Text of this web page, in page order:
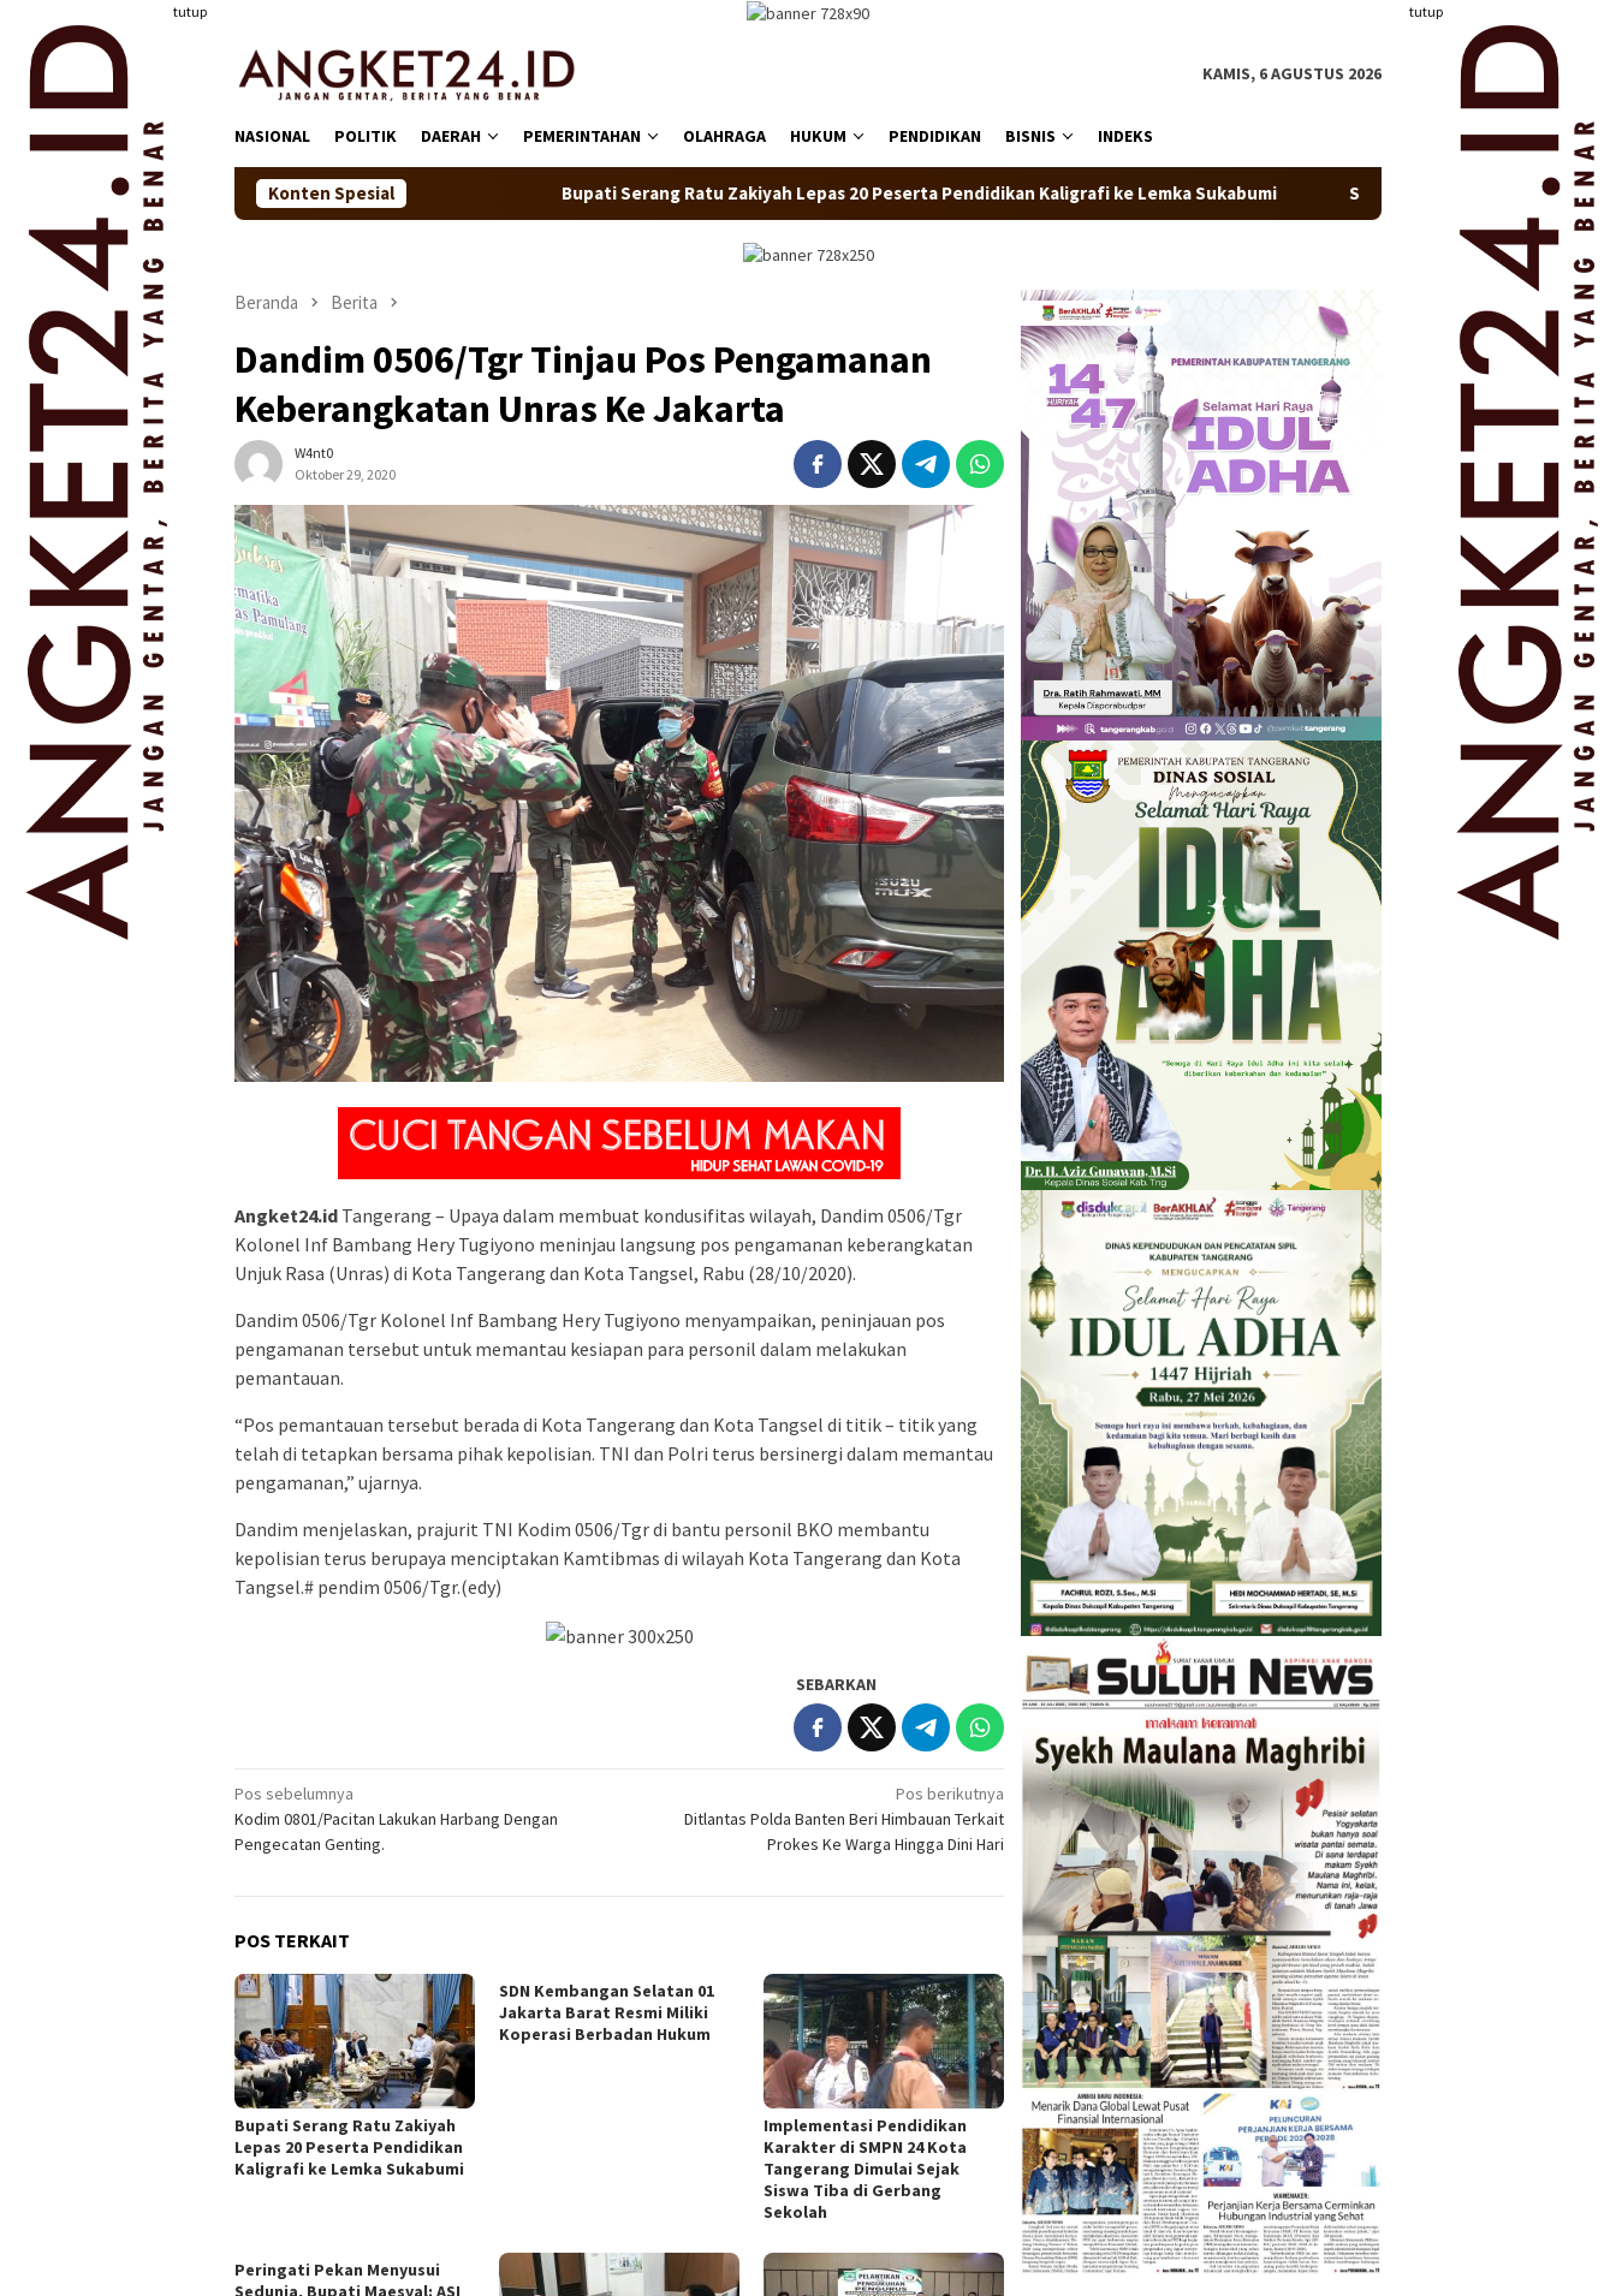
konten
tutup tutup
KAMIS, 6 AGUSTUS 2026
NASIONAL POLITIK DAERAH PEMERINTAHAN OLAHRAGA HUKUM PENDIDIKAN BISNIS INDEKS
Konten Spesial Bupati Serang Ratu Zakiyah Lepas 20 Peserta Pendidikan Kaligrafi ke Lemka Sukabumi SDN Kembangan Selatan 01 Jakarta Barat Resmi
Beranda Berita
Dandim 0506/Tgr Tinjau Pos Pengamanan
Keberangkatan Unras Ke Jakarta
W4nt0
Oktober 29, 2020
Angket24.id Tangerang – Upaya dalam membuat kondusifitas wilayah, Dandim 0506/Tgr
Kolonel Inf Bambang Hery Tugiyono meninjau langsung pos pengamanan keberangkatan
Unjuk Rasa (Unras) di Kota Tangerang dan Kota Tangsel, Rabu (28/10/2020).
Dandim 0506/Tgr Kolonel Inf Bambang Hery Tugiyono menyampaikan, peninjauan pos
pengamanan tersebut untuk memantau kesiapan para personil dalam melakukan
pemantauan.
“Pos pemantauan tersebut berada di Kota Tangerang dan Kota Tangsel di titik – titik yang
telah di tetapkan bersama pihak kepolisian. TNI dan Polri terus bersinergi dalam memantau
pengamanan,” ujarnya.
Dandim menjelaskan, prajurit TNI Kodim 0506/Tgr di bantu personil BKO membantu
kepolisian terus berupaya menciptakan Kamtibmas di wilayah Kota Tangerang dan Kota
Tangsel.# pendim 0506/Tgr.(edy)
SEBARKAN
Navigasi
pos
Pos sebelumnya
Kodim 0801/Pacitan Lakukan Harbang Dengan
Pengecatan Genting.
Pos berikutnya
Ditlantas Polda Banten Beri Himbauan Terkait
Prokes Ke Warga Hingga Dini Hari
POS TERKAIT
Bupati Serang Ratu Zakiyah
Lepas 20 Peserta Pendidikan
Kaligrafi ke Lemka Sukabumi
SDN Kembangan Selatan 01
Jakarta Barat Resmi Miliki
Koperasi Berbadan Hukum
Implementasi Pendidikan
Karakter di SMPN 24 Kota
Tangerang Dimulai Sejak
Siswa Tiba di Gerbang
Sekolah
Peringati Pekan Menyusui
Sedunia, Bupati Maesyal: ASI